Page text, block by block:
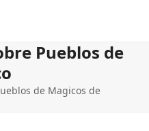
Pueblos de
de Magicos de